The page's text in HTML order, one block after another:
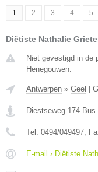
1 2 3 4 5
Diëtiste Nathalie
Niet gevestigd in de
Henegouwen.
Antwerpen » Geel
Diestseweg 174 Bus
Tel: 0494/049497,
E-mail › Diëtiste